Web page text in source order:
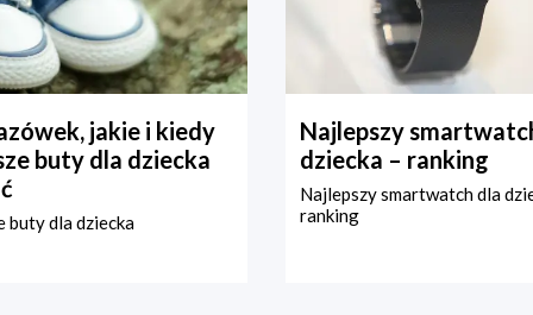
jakie i kiedy
buty dla dziecka
buty dla dziecka
Najlepszy
dziecka – ranking
Najlepszy smartwatch dla
ranking